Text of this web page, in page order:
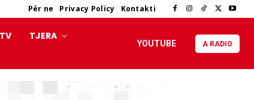
Për ne Privacy Policy Kontakti
TJERA
YOUTUBE A RADIO